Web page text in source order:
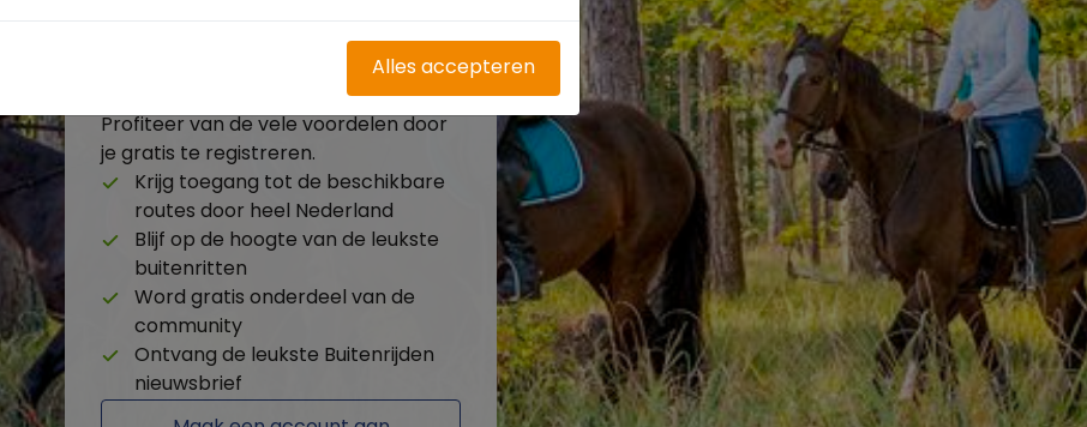
Heb je nog geen account?
Profiteer van de vele voordelen door
je gratis te registreren.
Krijg toegang tot de beschikbare
routes door heel Nederland
Blijf op de hoogte van de leukste
buitenritten
Word gratis onderdeel van de
community
Ontvang de leukste Buitenrijden
nieuwsbrief
Alles accepteren